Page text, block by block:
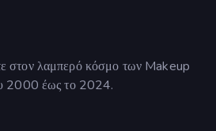
στον λαμπερό κόσμο των Makeup
2000 έως το 2024.